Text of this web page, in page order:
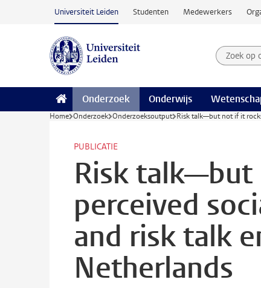
Ga naar hoofdinhoud
Universiteit Leiden Studenten Medewerkers
Zoek op
Onderzoek Onderwijs
Home Onderzoek Onderzoeksoutput Risk talk—but not if it
PUBLICATIE
Risk talk—but
perceived
and risk talk
Netherlands